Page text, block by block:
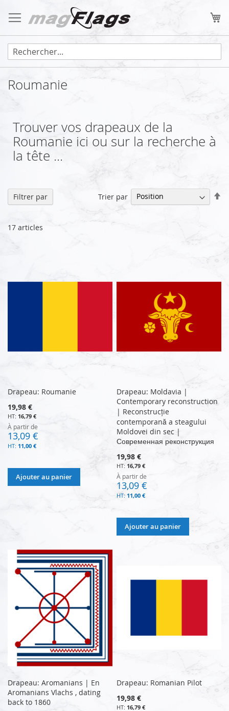
au
contenu
Roumanie
Trouver vos drapeaux de la
Roumanie ici ou sur la recherche à
la tête ...
17 articles
Trier par
Drapeau: Roumanie
19,98 €
16,79 €
À partir de
13,09 €
11,00 €
Ajouter au panier
Drapeau: Moldavia |
Contemporary reconstruction
| Reconstrucție
contemporană a steagului
Moldovei din sec |
Современная реконструкция
19,98 €
16,79 €
À partir de
13,09 €
11,00 €
Ajouter au panier
Drapeau: Aromanians | En
Aromanians Vlachs , dating
back to 1860
Drapeau: Romanian Pilot
19,98 €
16,79 €
Filtrer par